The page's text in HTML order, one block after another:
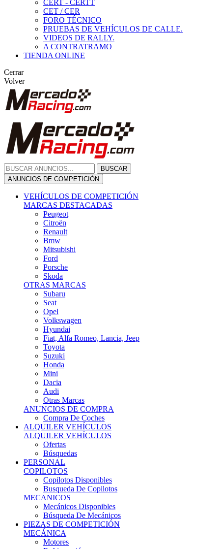
CERT - CERTT
CET / CER
FORO TÉCNICO
PRUEBAS DE VEHÍCULOS DE CALLE.
VIDEOS DE RALLY.
A CONTRATRAMO
TIENDA ONLINE
Cerrar
Volver
BUSCAR
ANUNCIOS DE COMPETICIÓN
VEHÍCULOS DE COMPETICIÓN
MARCAS DESTACADAS
Peugeot
Citroën
Renault
Bmw
Mitsubishi
Ford
Porsche
Skoda
OTRAS MARCAS
Subaru
Seat
Opel
Volkswagen
Hyundai
Fiat, Alfa Romeo, Lancia, Jeep
Toyota
Suzuki
Honda
Mini
Dacia
Audi
Otras Marcas
ANUNCIOS DE COMPRA
Compra De Coches
ALQUILER VEHÍCULOS
ALQUILER VEHÍCULOS
Ofertas
Búsquedas
PERSONAL
COPILOTOS
Copilotos Disponibles
Busqueda De Copilotos
MECANICOS
Mecánicos Disponibles
Búsqueda De Mecánicos
PIEZAS DE COMPETICIÓN
MECÁNICA
Motores